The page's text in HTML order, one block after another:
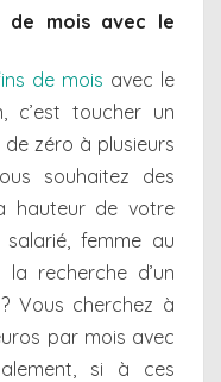
de mois avec le
de mois avec le
c’est toucher un
zéro à plusieurs
souhaitez des
hauteur de votre
femme au
recherche d’un
Vous cherchez à
par mois avec
si à ces